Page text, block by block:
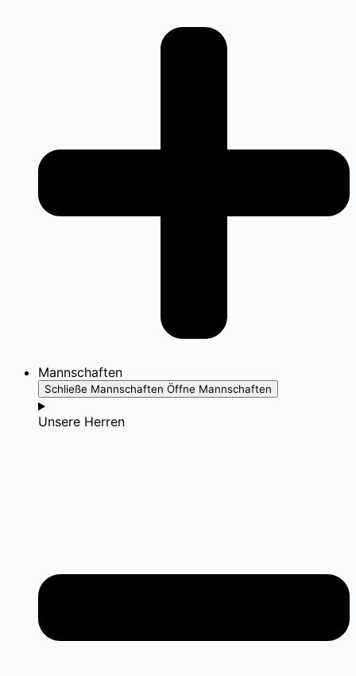
Mannschaften
Schließe Mannschaften Öffne Mannschaften
Unsere Herren